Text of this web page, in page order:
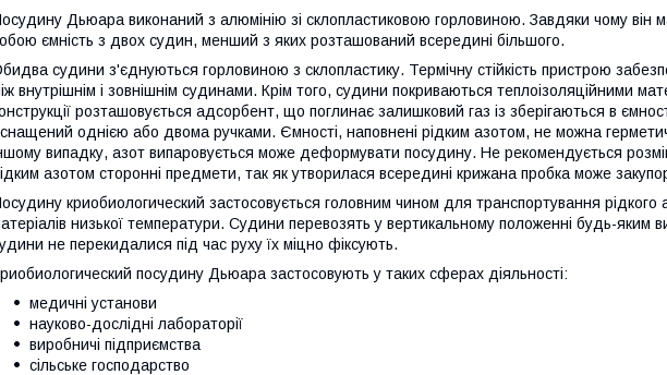
Дьюара виконаний з алюмінію зі склопластиковою горловиною. Завдяки чому він
ємність з двох судин, менший з яких розташований всередині більшого.
судини з'єднуються горловиною з склопластику. Термічну стійкість пристрою
внутрішнім і зовнішнім судинами. Крім того, судини покриваються теплоізоляційними
розташовується адсорбент, що поглинає залишковий газ із зберігаються в
однією або двома ручками. Ємності, наповнені рідким азотом, не можна
випадку, азот випаровується може деформувати посудину. Не рекомендується
азотом сторонні предмети, так як утворилася всередині крижана пробка може
криобиологический застосовується головним чином для транспортування рідкого
низької температури. Судини перевозять у вертикальному положенні будь-яким
не перекидалися під час руху їх міцно фіксують.
посудину Дьюара застосовують у таких сферах діяльності:
медичні установи
науково-дослідні лабораторії
виробничі підприємства
сільське господарство